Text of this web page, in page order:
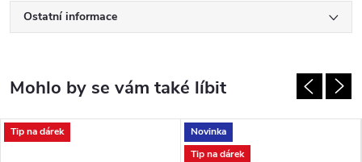
Ostatní informace
Tip na dárek
Novinka
Tip na dárek